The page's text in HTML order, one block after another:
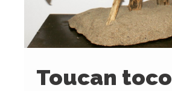
Toucan toco